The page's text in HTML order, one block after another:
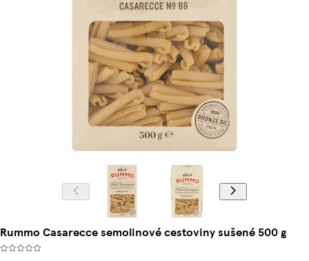
Rummo Casarecce semolinové cestoviny sušené 500 g